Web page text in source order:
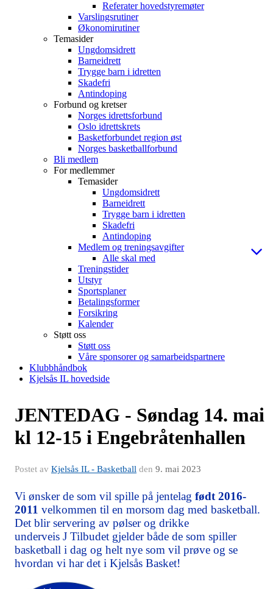
Referater hovedstyremøter
Varslingsrutiner
Økonomirutiner
Temasider
Ungdomsidrett
Barneidrett
Trygge barn i idretten
Skadefri
Antindoping
Forbund og kretser
Norges idrettsforbund
Oslo idrettskrets
Basketforbundet region øst
Norges basketballforbund
Bli medlem
For medlemmer
Temasider
Ungdomsidrett
Barneidrett
Trygge barn i idretten
Skadefri
Antindoping
Medlem og treningsavgifter
Alle skal med
Treningstider
Utstyr
Sportsplaner
Betalingsformer
Forsikring
Kalender
Støtt oss
Støtt oss
Våre sponsorer og samarbeidspartnere
Klubbhåndbok
Kjelsås IL hovedside
JENTEDAG - Søndag 14. mai
kl 12-15 i Engebråtenhallen
Postet av Kjelsås IL - Basketball den 9. mai 2023
Vi ønsker de som vil spille på jentelag født 2016-
2011 velkommen til en morsom dag med basketball.
Det blir servering av pølser og drikke
underveis J Tilbudet gjelder både de som spiller
basketball i dag og helt nye som vil prøve og se
hvordan vi har det i Kjelsås Basket!